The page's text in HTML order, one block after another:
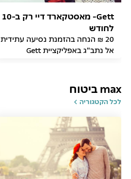
Gett- מאסטקארד דיי רק ב-10
לחודש
20 ₪ הנחה בהזמנת נסיעה עתידית
אל נתב"ג באפליקציית Gett
max ביטוח
לכל הקטגוריה